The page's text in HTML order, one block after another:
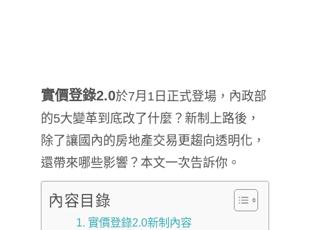
實價登錄2.0於7月1日正式登場，內政部
的5大變革到底改了什麼？新制上路後，
除了讓國內的房地產交易更趨向透明化，
還帶來哪些影響？本文一次告訴你。
內容目錄
1. 實價登錄2.0新制內容